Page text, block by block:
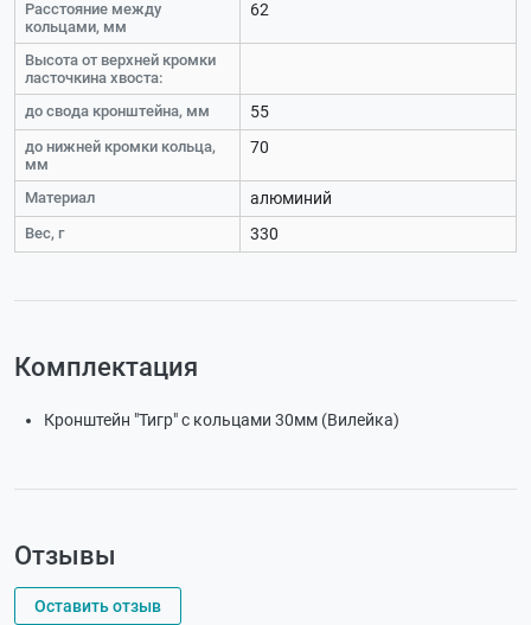
Расстояние между
кольцами, мм
62
Высота от верхней кромки
ласточкина хвоста:
до свода кронштейна, мм
55
до нижней кромки кольца,
мм
70
Материал алюминий
Вес, г 330
Комплектация
Кронштейн "Тигр" с кольцами 30мм (Вилейка)
Отзывы
Оставить отзыв